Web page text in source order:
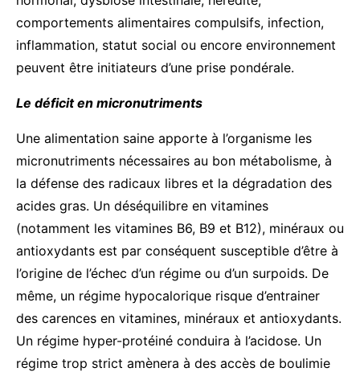
comportements alimentaires compulsifs, infection,
inflammation, statut social ou encore environnement
peuvent être initiateurs d’une prise pondérale.
Le déficit en micronutriments
Une alimentation saine apporte à l’organisme les
micronutriments nécessaires au bon métabolisme, à
la défense des radicaux libres et la dégradation des
acides gras. Un déséquilibre en vitamines
(notamment les vitamines B6, B9 et B12), minéraux ou
antioxydants est par conséquent susceptible d’être à
l’origine de l’échec d’un régime ou d’un surpoids. De
même, un régime hypocalorique risque d’entrainer
des carences en vitamines, minéraux et antioxydants.
Un régime hyper-protéiné conduira à l’acidose. Un
régime trop strict amènera à des accès de boulimie